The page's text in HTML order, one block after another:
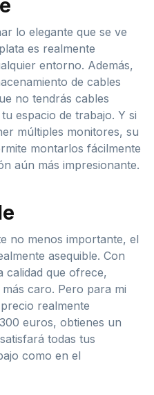
lo elegante que se ve
es realmente
entorno. Además,
de cables
no tendrás cables
espacio de trabajo. Y si
múltiples monitores, su
montarlos fácilmente
aún más impresionante.
no menos importante, el
asequible. Con
calidad que ofrece,
caro. Pero para mi
realmente
euros, obtienes un
todas tus
como en el